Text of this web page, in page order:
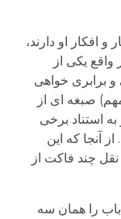
افکار او دارند،
یکی از
برابری خواهی
صبغه ای از
استناد برخی
آنجا که این
چند فاکت از
را همان سه